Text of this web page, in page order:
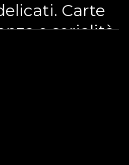
Carte
e serialità
storia,
realizza